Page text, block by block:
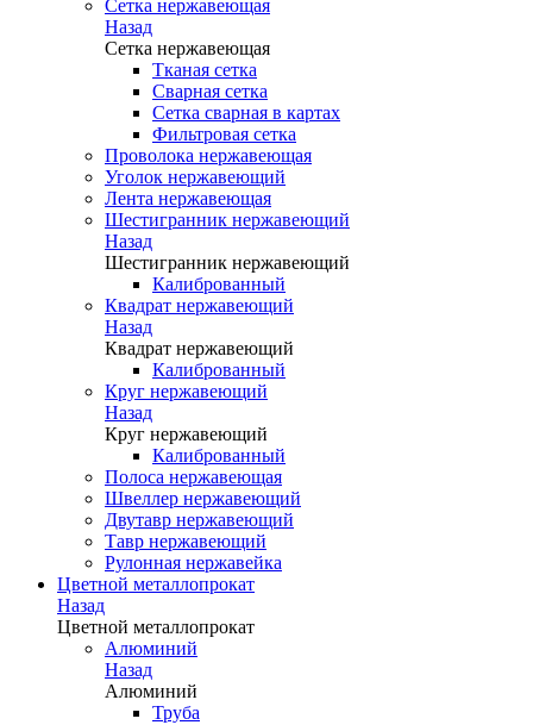
Сетка нержавеющая
Назад
Сетка нержавеющая
Тканая сетка
Сварная сетка
Сетка сварная в картах
Фильтровая сетка
Проволока нержавеющая
Уголок нержавеющий
Лента нержавеющая
Шестигранник нержавеющий
Назад
Шестигранник нержавеющий
Калиброванный
Квадрат нержавеющий
Назад
Квадрат нержавеющий
Калиброванный
Круг нержавеющий
Назад
Круг нержавеющий
Калиброванный
Полоса нержавеющая
Швеллер нержавеющий
Двутавр нержавеющий
Тавр нержавеющий
Рулонная нержавейка
Цветной металлопрокат
Назад
Цветной металлопрокат
Алюминий
Назад
Алюминий
Труба